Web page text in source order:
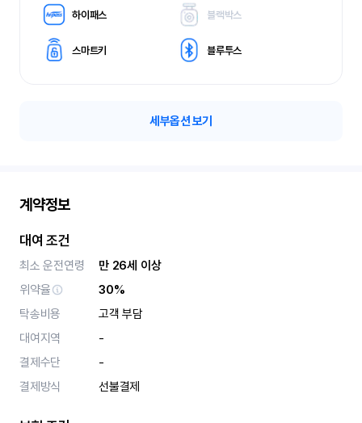
하이패스 블랙박스
스마트키 블루투스
세부옵션 보기
계약정보
대여 조건
최소 운전연령
만 26세 이상
위약율
30%
탁송비용
고객 부담
대여지역
-
결제수단
-
결제방식
선불결제